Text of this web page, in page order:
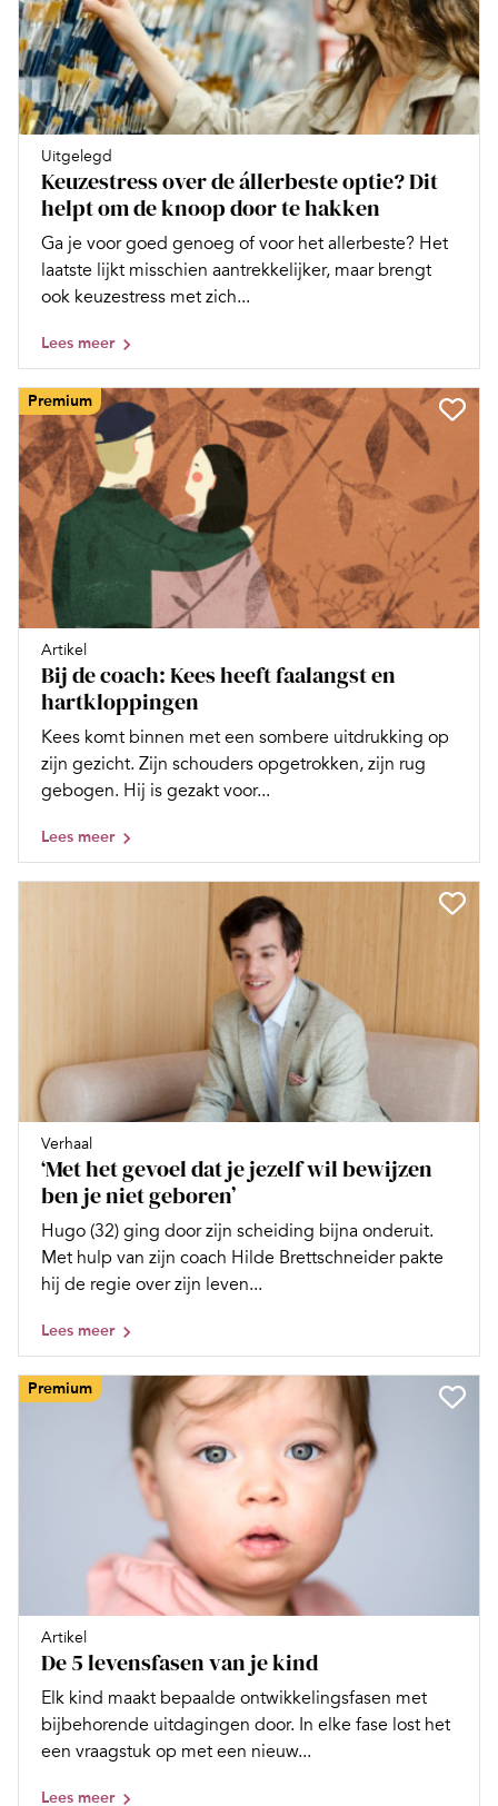
Uitgelegd
Keuzestress over de állerbeste optie? Dit
helpt om de knoop door te hakken
Ga je voor goed genoeg of voor het allerbeste? Het
laatste lijkt misschien aantrekkelijker, maar brengt
ook keuzestress met zich...
Lees meer
Premium
Artikel
Bij de coach: Kees heeft faalangst en
hartkloppingen
Kees komt binnen met een sombere uitdrukking op
zijn gezicht. Zijn schouders opgetrokken, zijn rug
gebogen. Hij is gezakt voor...
Lees meer
Verhaal
‘Met het gevoel dat je jezelf wil bewijzen
ben je niet geboren’
Hugo (32) ging door zijn scheiding bijna onderuit.
Met hulp van zijn coach Hilde Brettschneider pakte
hij de regie over zijn leven...
Lees meer
Premium
Artikel
De 5 levensfasen van je kind
Elk kind maakt bepaalde ontwikkelingsfasen met
bijbehorende uitdagingen door. In elke fase lost het
een vraagstuk op met een nieuw...
Lees meer